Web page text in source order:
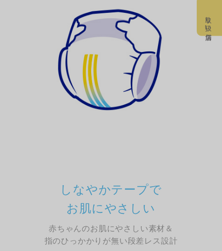
取り扱い店舗
しなやかテープで
お肌にやさしい
赤ちゃんのお肌にやさしい素材＆
指のひっかかりが無い段差レス設計